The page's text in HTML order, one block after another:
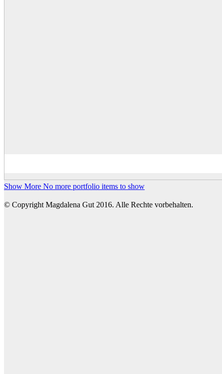
Show More No more portfolio items to show
© Copyright Magdalena Gut 2016. Alle Rechte vorbehalten.